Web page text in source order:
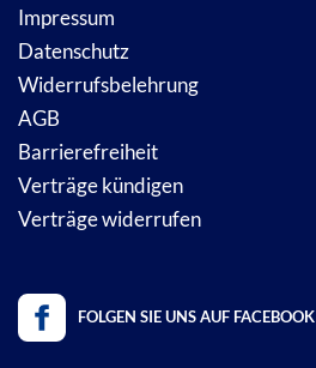
Impressum
Datenschutz
Widerrufsbelehrung
AGB
Barrierefreiheit
Verträge kündigen
Verträge widerrufen
FOLGEN SIE UNS AUF FACEBOOK